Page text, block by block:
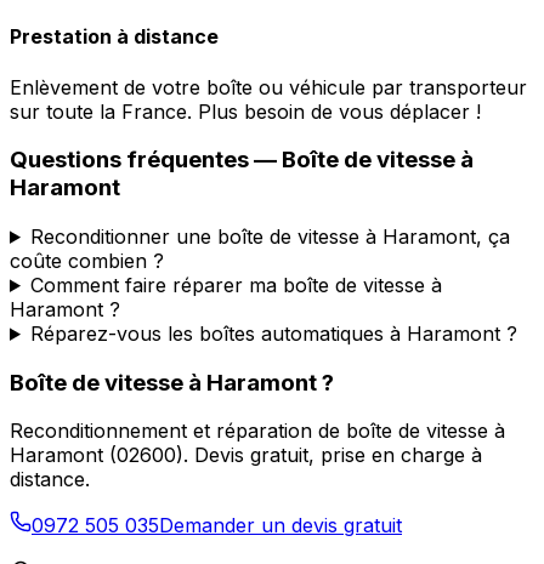
Prestation à distance
Enlèvement de votre boîte ou véhicule par transporteur
sur toute la France. Plus besoin de vous déplacer !
Questions fréquentes — Boîte de vitesse à
Haramont
Reconditionner une boîte de vitesse à Haramont, ça
coûte combien ?
Comment faire réparer ma boîte de vitesse à
Haramont ?
Réparez-vous les boîtes automatiques à Haramont ?
Boîte de vitesse à Haramont?
Reconditionnement et réparation de boîte de vitesse à
Haramont (02600). Devis gratuit, prise en charge à
distance.
0972 505 035Demander un devis gratuit